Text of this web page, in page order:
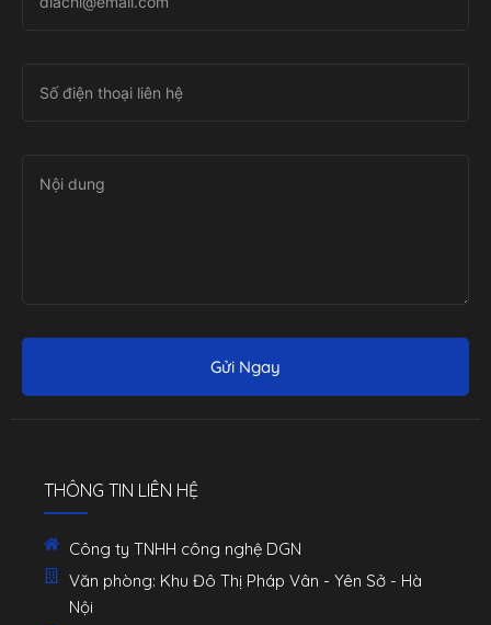
Gửi Ngay
THÔNG TIN LIÊN HỆ
Công ty TNHH công nghệ DGN
Văn phòng: Khu Đô Thị Pháp Vân - Yên Sở - Hà
Nội